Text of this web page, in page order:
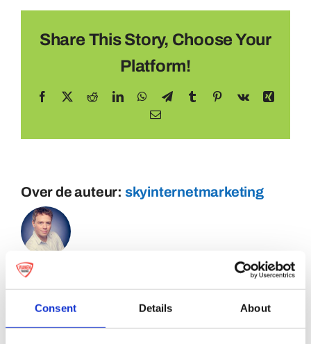
Consent Details About
Share This Story, Choose Your
Platform!
Facebook RedditLinkedInWhatsApp
TelegramTumblr Pinterest
Vk
Xing
E-
Over de auteur: skyinternetmarketing